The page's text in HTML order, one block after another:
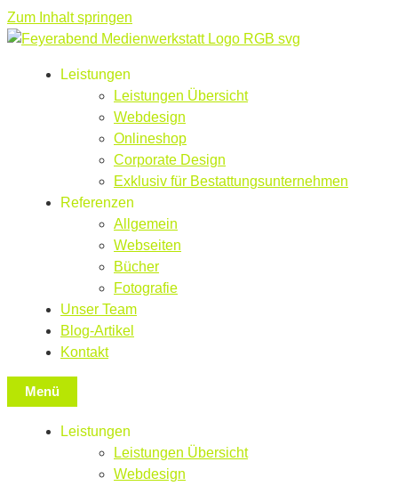
Zum Inhalt springen
Leistungen
Leistungen Übersicht
Webdesign
Onlineshop
Corporate Design
Exklusiv für Bestattungsunternehmen
Referenzen
Allgemein
Webseiten
Bücher
Fotografie
Unser Team
Blog-Artikel
Kontakt
Menü
Leistungen
Leistungen Übersicht
Webdesign